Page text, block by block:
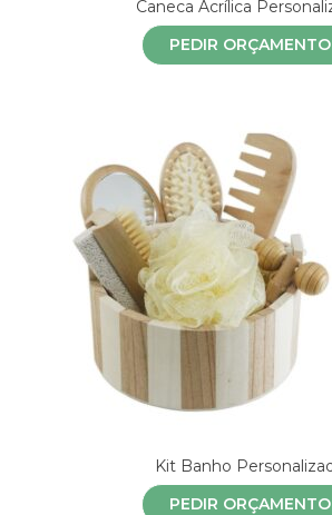
Caneca Acrílica
PEDIR ORÇAMENTO
Kit Banho
PEDIR ORÇAMENTO